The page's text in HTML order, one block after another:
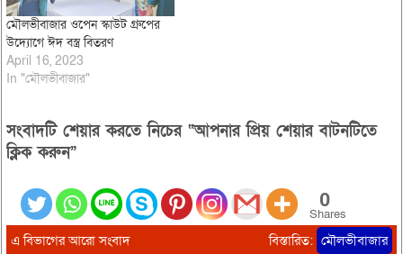
মৌলভীবাজার ওপেন স্কাউট গ্রুপের
উদ্যোগে ঈদ বস্ত্র বিতরণ
April 16, 2023
In "মৌলভীবাজার"
সংবাদটি শেয়ার করতে নিচের “আপনার প্রিয় শেয়ার বাটনটিতে
ক্লিক করুন”
0
Shares
এ বিভাগের আরো সংবাদ বিস্তারিত: মৌলভীবাজার